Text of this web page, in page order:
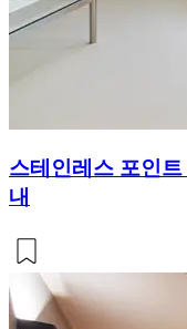
스테인레스 포인
내